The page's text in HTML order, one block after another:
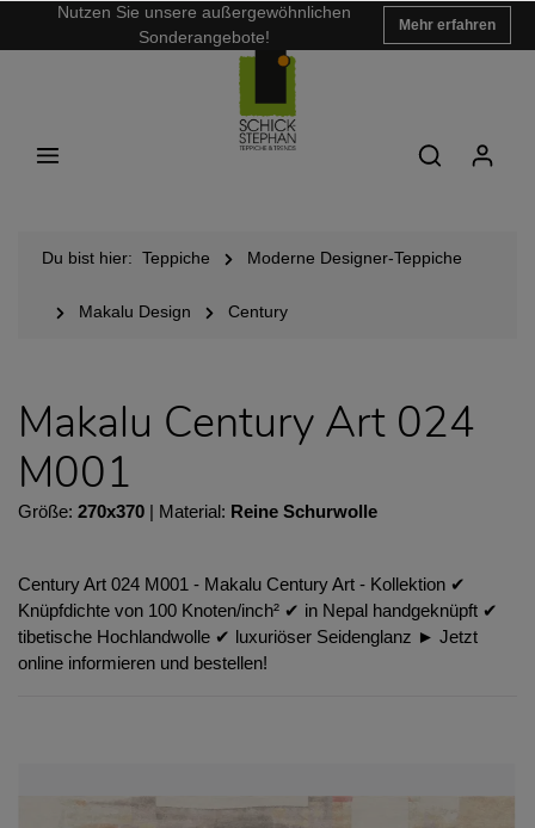
Nutzen Sie unsere außergewöhnlichen
Sonderangebote!
Mehr erfahren
Du bist hier: Teppiche Moderne Designer-Teppiche
Makalu Design Century
Makalu Century Art 024
M001
Größe: 270x370 | Material: Reine Schurwolle
Century Art 024 M001 - Makalu Century Art - Kollektion ✔︎
Knüpfdichte von 100 Knoten/inch² ✔︎ in Nepal handgeknüpft ✔︎
tibetische Hochlandwolle ✔︎ luxuriöser Seidenglanz ► Jetzt
online informieren und bestellen!